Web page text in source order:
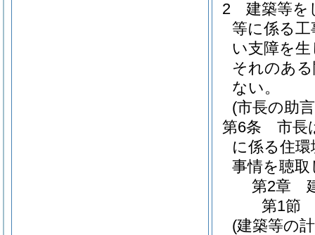
2
建築等を
等に係る
い支障を
それのあ
ない。
(市長の助
第6条
市長
に係る住
事情を聴
第2章
第1節
(建築等の